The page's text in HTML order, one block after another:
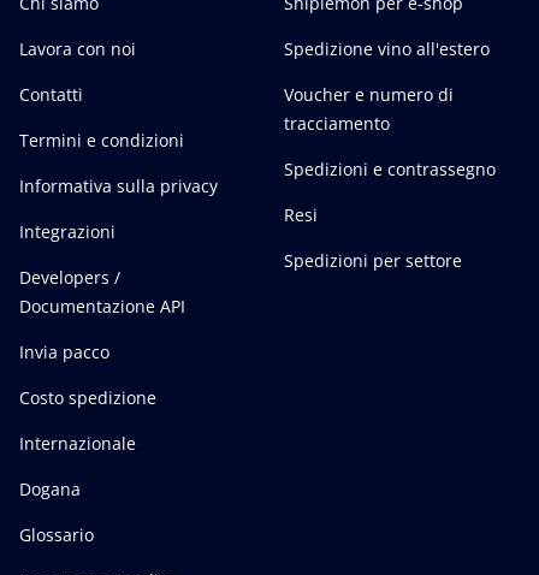
Lavora con noi
Contatti
Termini e condizioni
Informativa sulla privacy
Integrazioni
Developers /
Documentazione API
Invia pacco
Costo spedizione
Internazionale
Dogana
Glossario
Spedizione vino all'estero
Voucher e numero di
tracciamento
Spedizioni e contrassegno
Resi
Spedizioni per settore